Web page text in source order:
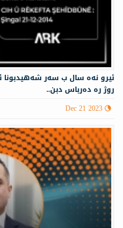
ئيرو نەه سال ب سه‌ر
روژ ره‌ ده‌رباس دبن..
Dec 21 2023